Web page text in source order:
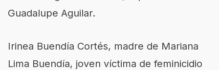
Guadalupe Aguilar.
Irinea Buendía Cortés, madre de Mariana
Lima Buendía, joven víctima de feminicidio